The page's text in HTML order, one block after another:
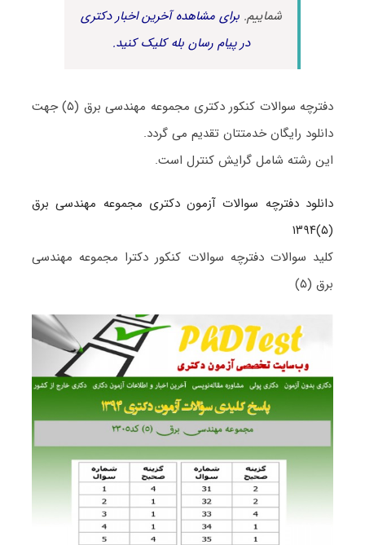
شماییم.برای مشاهده آخرین اخبار دکتری
در پیام رسان بله کلیک کنید.
دفترچه سوالات کنکور دکتری مجموعه مهندسی برق (۵) جهت
دانلود رایگان خدمتتان تقدیم می گردد.
این رشته شامل گرایش کنترل است.
دانلود دفترچه سوالات آزمون دکتری مجموعه مهندسی برق
(۵)۱۳۹۴
کلید سوالات دفترچه سوالات کنکور دکترا مجموعه مهندسی
برق (۵)